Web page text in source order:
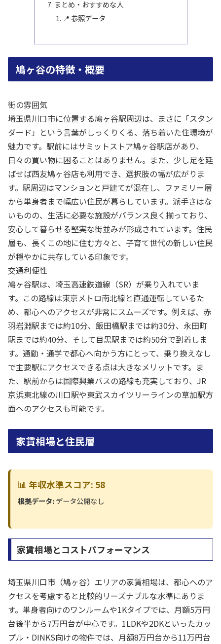
まとめ・おすすめな人
📍 参照データ
鳩ヶ谷の特徴・概要
街の雰囲気
埼玉県川口市に位置する鳩ヶ谷駅周辺は、まさに「スタン
ダード」という言葉がしっくりくる、落ち着いた住環境が
魅力です。駅前にはサミットストア鳩ヶ谷駅店があり、
日々の買い物に困ることはありません。また、少し足を延
ばせば西友鳩ヶ谷店も利用でき、選択肢の幅が広がりま
す。駅周辺はマンションと戸建てが混在し、ファミリー層
から単身者まで幅広い住民が暮らしています。派手さはな
いものの、生活に必要な施設がバランス良く揃っており、
安心して暮らせる堅実な街並みが形成されています。住民
層も、長くこの地に住む方々と、子育て世代の新しい住民
が穏やかに共存している印象です。
交通利便性
鳩ヶ谷駅は、埼玉高速鉄道線（SR）が乗り入れていま
す。この路線は東京メトロ南北線と直通運転しているた
め、都心へのアクセスが非常にスムーズです。例えば、赤
羽岩淵駅までは約10分、飯田橋駅までは約30分、永田町
駅までは約40分、そして目黒駅までは約50分で到着しま
す。通勤・通学で都心へ向かう方にとって、乗り換えなし
で主要駅にアクセスできる点は大きなメリットです。ま
た、駅前からは国際興業バスの路線も充実しており、JR
京浜東北線の川口駅や東武スカイツリーラインの草加駅方
面へのアクセスも可能です。
家賃相場と住民層
📊 年収水準スコア: 58
根拠データ:データ公開なし
家賃相場とコストパフォーマンス
埼玉県川口市（鳩ヶ谷）エリアの家賃相場は、都心へのア
クセスを考慮すると比較的リーズナブルな水準にありま
す。単身者向けのワンルームや1Kタイプでは、月額5万円
台後半から7万円台が中心です。1LDKや2DKといったカッ
プル・DINKS向けの物件では、月額8万円台から11万円台